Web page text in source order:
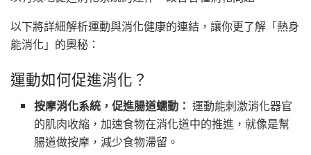
以下將詳細解析運動與消化健康的連結，讓你更了解「熱身
能消化」的奧秘：
運動如何促進消化？
按摩消化系統，促進腸道蠕動： 運動能刺激消化器官
的肌肉收縮，加速食物在消化道中的推進，就像是幫
腸道做按摩，減少食物滯留。